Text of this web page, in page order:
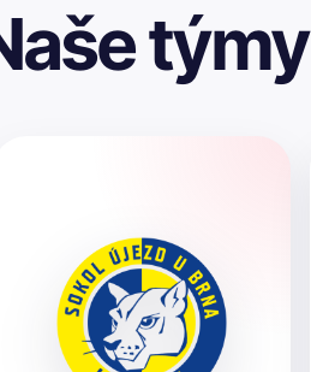
týmy